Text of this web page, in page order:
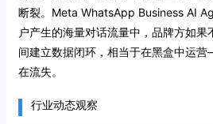
断裂。Meta WhatsApp Business AI
户产生的海量对话流量中，品牌方如
间建立数据闭环，相当于在黑盒中运
在流失。
行业动态观察